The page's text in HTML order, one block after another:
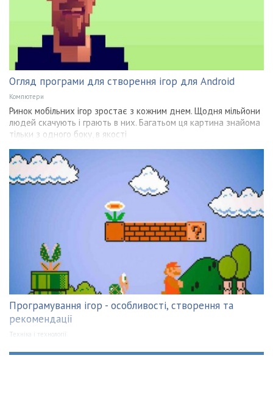
Огляд програми для створення ігор для Android
Компютери
Ринок мобільних ігор зростає з кожним днем. Щодня мільйони
людей скачують і грають в них. Багатьом ця картина знайома
тільки з одного боку, в якості
Програмування ігор - особливості, створення та
рекомендації
Техніка і технології